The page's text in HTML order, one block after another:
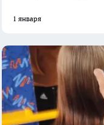
1 января